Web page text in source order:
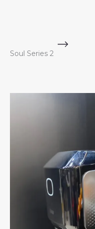
Soul Series 2